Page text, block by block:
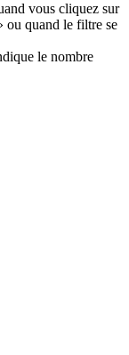
vous cliquez sur
quand le filtre se
le nombre